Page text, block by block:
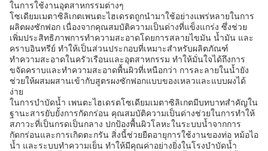
ในการใช้งานอุตสาหกรรมต่างๆ
โซเดียมเมตาซิลิเกตเพนตะไฮเดรตถูกนำมาใช้อย่างแพร่หลายในการ
ผลิตผงซักฟอก เนื่องจากคุณสมบัติความเป็นด่างที่แข็งแกร่ง ซึ่งช่วย
เพิ่มประสิทธิภาพการทำความสะอาดโดยการสลายไขมัน น้ำมัน และ
คราบอินทรีย์ ทำให้เป็นส่วนประกอบที่เหมาะสำหรับผลิตภัณฑ์
ทำความสะอาดในครัวเรือนและอุตสาหกรรม ทำให้มั่นใจได้ถึงการ
ขจัดคราบและทำความสะอาดพื้นผิวที่เหนือกว่า การละลายในน้ำยัง
ช่วยให้ผสมผสานเข้ากับสูตรผงซักฟอกแบบของเหลวและแบบผงได้
ง่าย
ในการบำบัดน้ำ เพนตะไฮเดรตโซเดียมเมตาซิลิเกตมีบทบาทสำคัญใน
ฐานะสารยับยั้งการกัดกร่อน คุณสมบัติความเป็นด่างช่วยในการทำให้
สภาวะที่เป็นกรดเป็นกลาง ปกป้องพื้นผิวโลหะในระบบน้ำจากการ
กัดกร่อนและการเกิดตะกรัน สิ่งนี้ช่วยยืดอายุการใช้งานของท่อ หม้อไอ
น้ำ และระบบทำความเย็น ทำให้มีคุณค่าอย่างยิ่งในโรงบำบัดน้ำ